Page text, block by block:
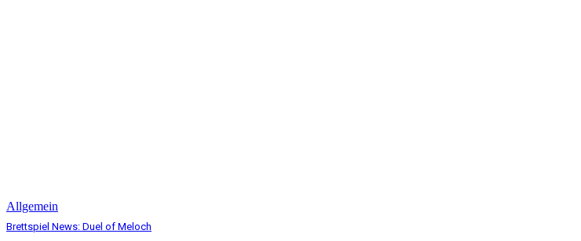
Allgemein
Brettspiel News: Duel of Meloch